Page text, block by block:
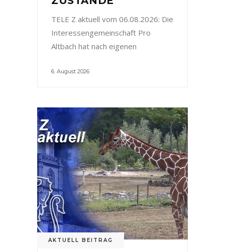
TELE Z aktuell vom 06.08.2026: Die
Interessengemeinschaft Pro
Altbach hat nach eigenen
6. August 2026
AKTUELL BEITRAG